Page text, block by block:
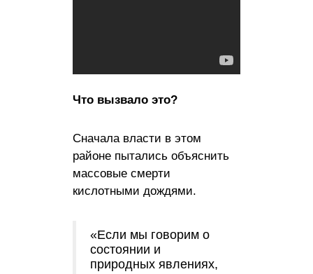
Что вызвало это?
Сначала власти в этом
районе пытались объяснить
массовые смерти
кислотными дождями.
«Если мы говорим о
состоянии и
природных явлениях,